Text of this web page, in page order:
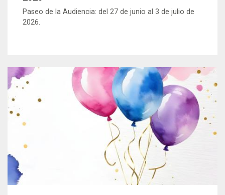
Paseo de la Audiencia: del 27 de junio al 3 de julio de
2026.